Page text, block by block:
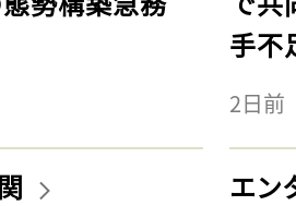
手不
2日前
エン